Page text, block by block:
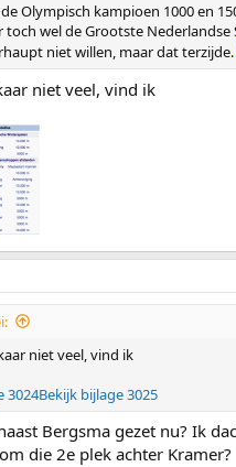
Olympisch kampioen 1000 en
toch wel de Grootste
niet willen, maar dat terzijde.
niet veel, vind ik
niet veel, vind ik
3024Bekijk bijlage 3025
Bergsma gezet nu? Ik
die 2e plek achter Kramer?